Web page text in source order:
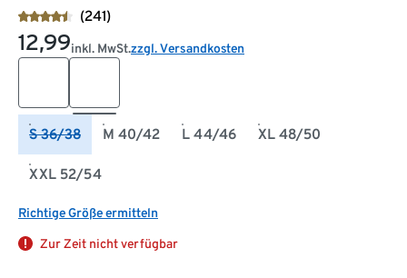
(241)
12,99inkl. MwSt.zzgl. Versandkosten
S 36/38 M 40/42 L 44/46 XL 48/50
XXL 52/54
Richtige Größe ermitteln
Zur Zeit nicht verfügbar